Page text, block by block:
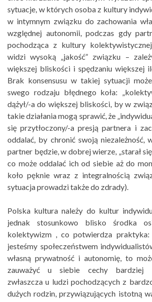
sytuacje, w których osoba z kultury
w intymnym związku do zachowania
względnej autonomii, podczas gdy
pochodząca z kultury
widzi wysoką „jakość” związku –
większej bliskości i spędzaniu większej
Brak konsensusu w takiej sytuacji
swego rodzaju błędnego koła:
dążył/-a do większej bliskości, by w
takie działania mogą sprawić, że
się przytłoczony/-a presją partnera i
oddalać, by chronić swoją niezależność,
partner będzie, w dobrej wierze, „starał
co może oddalać ich od siebie aż do
koło pęknie wraz z integralnością
sytuacja prowadzi także do zdrady).
Polska kultura należy do kultur
jednak stosunkowo blisko środka
kolektywizm , co potwierdza
jesteśmy społeczeństwem
własną prywatność i autonomię, to
zauważyć u siebie cechy bardziej
zwłaszcza u ludzi pochodzących z
dużych rodzin, przywiązujących istotną